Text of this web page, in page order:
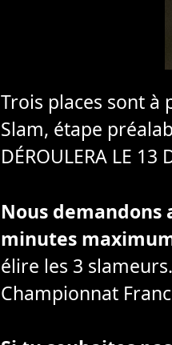
Trois places sont
Slam, étape
DÉROULERA LE 13
Nous
minutes
élire les 3
Championnat